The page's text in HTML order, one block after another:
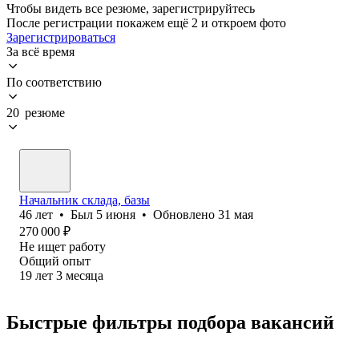
Чтобы видеть все резюме, зарегистрируйтесь
После регистрации покажем ещё 2 и откроем фото
Зарегистрироваться
За всё время
По соответствию
20 резюме
Начальник склада, базы
46 лет • Был 5 июня • Обновлено 31 мая
270 000 ₽
Не ищет работу
Общий опыт
19 лет 3 месяца
Быстрые фильтры подбора вакансий